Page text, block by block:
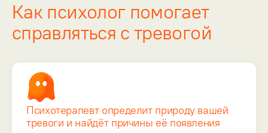
Как психолог помогает
справляться с тревогой
Психотерапевт определит природу вашей
тревоги и найдёт причины её появления